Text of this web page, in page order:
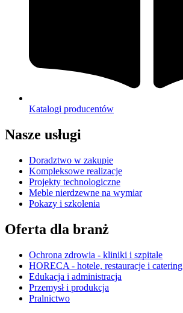
Katalogi producentów
Nasze usługi
Doradztwo w zakupie
Kompleksowe realizacje
Projekty technologiczne
Meble nierdzewne na wymiar
Pokazy i szkolenia
Oferta dla branż
Ochrona zdrowia - kliniki i szpitale
HORECA - hotele, restauracje i catering
Edukacja i administracja
Przemysł i produkcja
Pralnictwo